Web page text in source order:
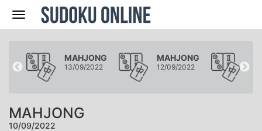
Navegación
MAHJONG
13/09/2022
MAHJONG
12/09/2022
MAHJONG
10/09/2022